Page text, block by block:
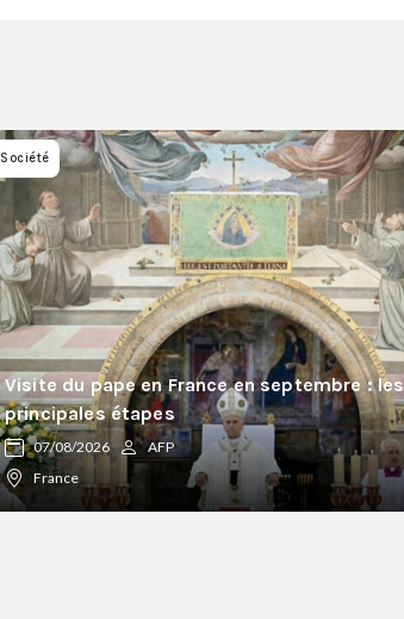
Société
Visite du pape en France en septembre : les
principales étapes
07/08/2026
AFP
France